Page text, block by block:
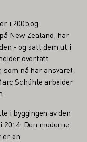
i 2005 og
New Zealand, har
- og satt dem ut i
overtatt
nå har ansvaret
Schühle arbeider
i byggingen av den
Den moderne
er en